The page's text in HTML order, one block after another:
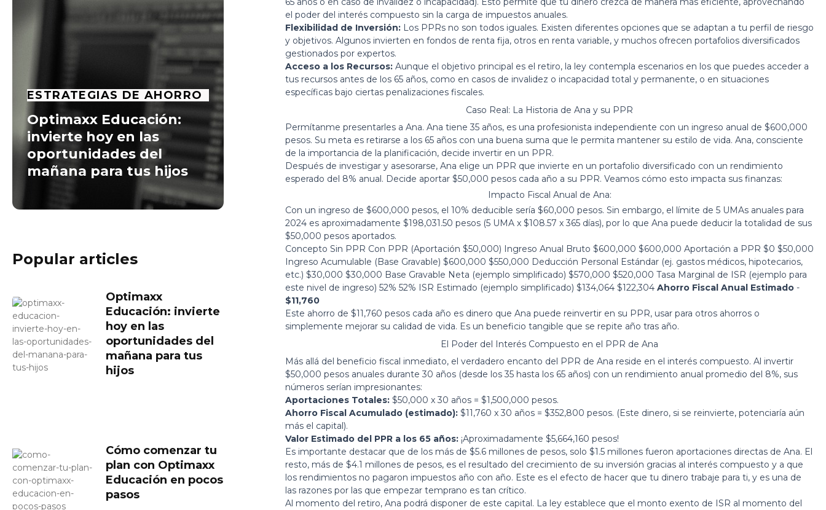
ESTRATEGIAS DE AHORRO
Optimaxx Educación:
invierte hoy en las
oportunidades del
mañana para tus hijos
Popular articles
Optimaxx
Educación: invierte
hoy en las
oportunidades del
mañana para tus
hijos
Cómo comenzar tu
plan con Optimaxx
Educación en pocos
pasos
el poder del interés compuesto sin la carga de impuestos anuales.
Flexibilidad de Inversión: Los PPRs no son todos iguales. Existen diferentes opciones que se adaptan a tu perfil de riesgo
y objetivos. Algunos invierten en fondos de renta fija, otros en renta variable, y muchos ofrecen portafolios diversificados
gestionados por expertos.
Acceso a los Recursos: Aunque el objetivo principal es el retiro, la ley contempla escenarios en los que puedes acceder a
tus recursos antes de los 65 años, como en casos de invalidez o incapacidad total y permanente, o en situaciones
específicas bajo ciertas penalizaciones fiscales.
Caso Real: La Historia de Ana y su PPR
Permítanme presentarles a Ana. Ana tiene 35 años, es una profesionista independiente con un ingreso anual de $600,000
pesos. Su meta es retirarse a los 65 años con una buena suma que le permita mantener su estilo de vida. Ana, consciente
de la importancia de la planificación, decide invertir en un PPR.
Después de investigar y asesorarse, Ana elige un PPR que invierte en un portafolio diversificado con un rendimiento
esperado del 8% anual. Decide aportar $50,000 pesos cada año a su PPR. Veamos cómo esto impacta sus finanzas:
Impacto Fiscal Anual de Ana:
Con un ingreso de $600,000 pesos, el 10% deducible sería $60,000 pesos. Sin embargo, el límite de 5 UMAs anuales para
2024 es aproximadamente $198,031.50 pesos (5 UMA x $108.57 x 365 días), por lo que Ana puede deducir la totalidad de sus
$50,000 pesos aportados.
Concepto Sin PPR Con PPR (Aportación $50,000) Ingreso Anual Bruto $600,000 $600,000 Aportación a PPR $0 $50,000
Ingreso Acumulable (Base Gravable) $600,000 $550,000 Deducción Personal Estándar (ej. gastos médicos, hipotecarios,
etc.) $30,000 $30,000 Base Gravable Neta (ejemplo simplificado) $570,000 $520,000 Tasa Marginal de ISR (ejemplo para
este nivel de ingreso) 52% 52% ISR Estimado (ejemplo simplificado) $134,064 $122,304 Ahorro Fiscal Anual Estimado -
$11,760
Este ahorro de $11,760 pesos cada año es dinero que Ana puede reinvertir en su PPR, usar para otros ahorros o
simplemente mejorar su calidad de vida. Es un beneficio tangible que se repite año tras año.
El Poder del Interés Compuesto en el PPR de Ana
Más allá del beneficio fiscal inmediato, el verdadero encanto del PPR de Ana reside en el interés compuesto. Al invertir
$50,000 pesos anuales durante 30 años (desde los 35 hasta los 65 años) con un rendimiento anual promedio del 8%, sus
números serían impresionantes:
Aportaciones Totales: $50,000 x 30 años = $1,500,000 pesos.
Ahorro Fiscal Acumulado (estimado): $11,760 x 30 años = $352,800 pesos. (Este dinero, si se reinvierte, potenciaría aún
más el capital).
Valor Estimado del PPR a los 65 años: ¡Aproximadamente $5,664,160 pesos!
Es importante destacar que de los más de $5.6 millones de pesos, solo $1.5 millones fueron aportaciones directas de Ana. El
resto, más de $4.1 millones de pesos, es el resultado del crecimiento de su inversión gracias al interés compuesto y a que
los rendimientos no pagaron impuestos año con año. Este es el efecto de hacer que tu dinero trabaje para ti, y es una de
las razones por las que empezar temprano es tan crítico.
Al momento del retiro, Ana podrá disponer de este capital. La ley establece que el monto exento de ISR al momento del